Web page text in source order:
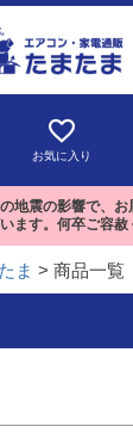
お気に入り
地震の影響で、
ます。何卒ご容赦
ま 商品一覧
検索